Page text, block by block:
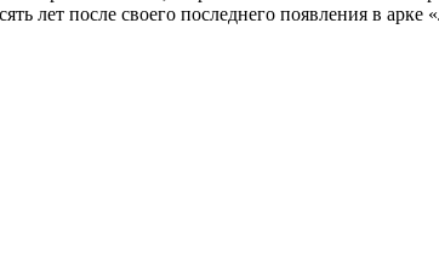
лет после своего последнего появления в